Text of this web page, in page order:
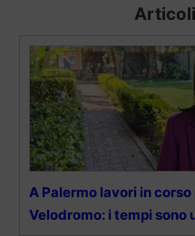
A Palermo lavori in
Velodromo: i tempi sono